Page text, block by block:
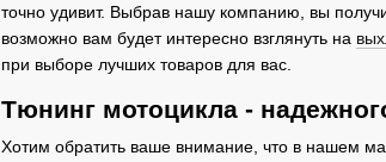
точно удивит. Выбрав нашу компанию, вы
возможно вам будет интересно взглянуть на
при выборе лучших товаров для вас.
Тюнинг мотоцикла -
Хотим обратить ваше внимание, что в нашем